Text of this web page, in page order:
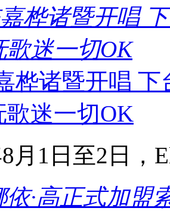
桦诸暨开唱
歌迷一切OK
桦诸暨开唱
歌迷一切OK
月1日至2日，
依·高正式加盟